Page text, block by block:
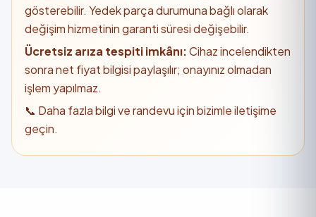
gösterebilir. Yedek parça durumuna bağlı olarak
değişim hizmetinin garanti süresi değişebilir.
Ücretsiz arıza tespiti imkânı:Cihaz incelendikten
sonra net fiyat bilgisi paylaşılır; onayınız olmadan
işlem yapılmaz.
📞 Daha fazla bilgi ve randevu için bizimle iletişime
geçin.